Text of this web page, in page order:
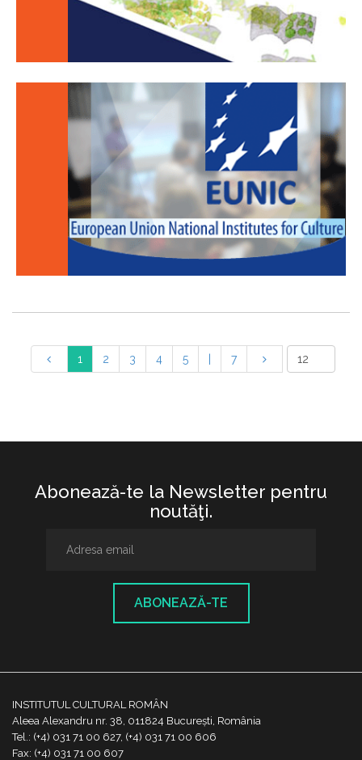
1 2 3 4 5 7
Abonează-te la Newsletter pentru
noutăţi.
ABONEAZĂ-TE
INSTITUTUL CULTURAL ROMÂN
Aleea Alexandru nr. 38, 011824 București, România
Tel.: (+4) 031 71 00 627, (+4) 031 71 00 606
Fax: (+4) 031 71 00 607